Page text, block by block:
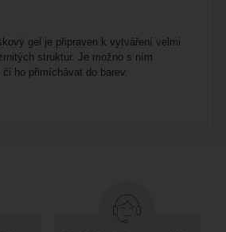
gel je připraven k vytváření velmi
struktur. Je možno s ním
ho přimíchávat do barev.